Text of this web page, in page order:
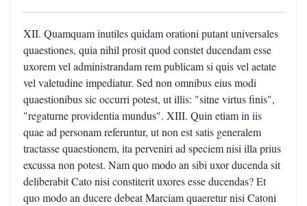
XII. Quamquam inutiles quidam orationi putant universales
quaestiones, quia nihil prosit quod constet ducendam esse
uxorem vel administrandam rem publicam si quis vel aetate
vel valetudine impediatur. Sed non omnibus eius modi
quaestionibus sic occurri potest, ut illis: "sitne virtus finis",
"regaturne providentia mundus". XIII. Quin etiam in iis
quae ad personam referuntur, ut non est satis generalem
tractasse quaestionem, ita perveniri ad speciem nisi illa prius
excussa non potest. Nam quo modo an sibi uxor ducenda sit
deliberabit Cato nisi constiterit uxores esse ducendas? Et
quo modo an ducere debeat Marciam quaeretur nisi Catoni